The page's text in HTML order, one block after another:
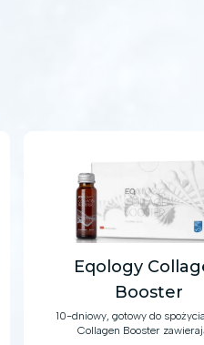
Eqology
Booster
10-dniowy, gotowy do
Collagen Booster